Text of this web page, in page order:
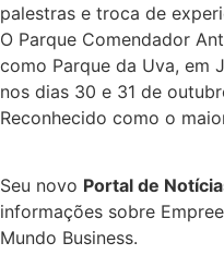
palestras e troca de
O Parque Comendador
como Parque da Uva, em
nos dias 30 e 31 de
Reconhecido como o
Seu novo Portal de
informações sobre
Mundo Business.